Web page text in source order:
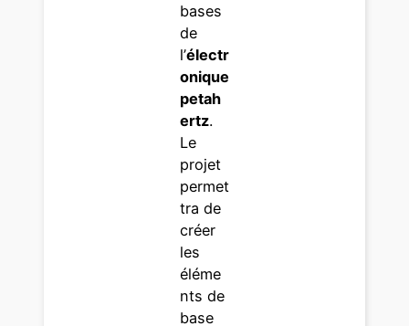
bases
de
l’électr
onique
petah
ertz.
Le
projet
permet
tra de
créer
les
éléme
nts de
base